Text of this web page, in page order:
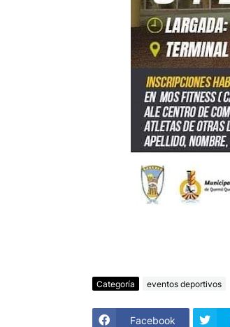
Categoría eventos deportivos
Facebook